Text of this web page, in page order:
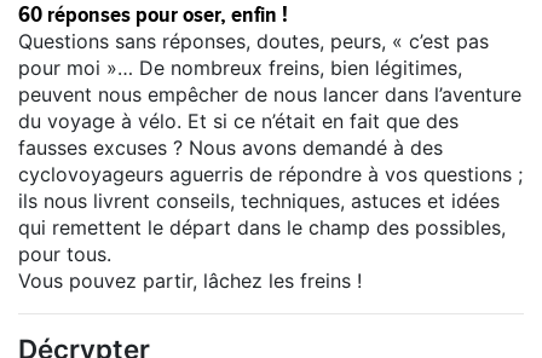
60 réponses pour oser, enfin !
Questions sans réponses, doutes, peurs, « c’est pas
pour moi »… De nombreux freins, bien légitimes,
peuvent nous empêcher de nous lancer dans l’aventure
du voyage à vélo. Et si ce n’était en fait que des
fausses excuses ? Nous avons demandé à des
cyclovoyageurs aguerris de répondre à vos questions ;
ils nous livrent conseils, techniques, astuces et idées
qui remettent le départ dans le champ des possibles,
pour tous.
Vous pouvez partir, lâchez les freins !
Décrypter